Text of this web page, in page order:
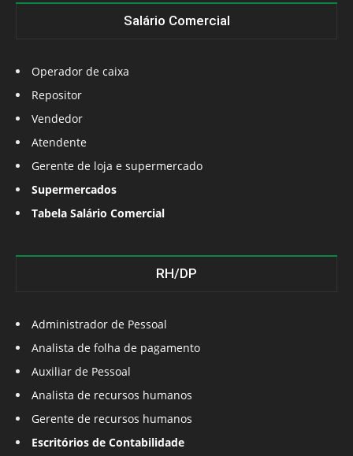
Salário Comercial
Operador de caixa
Repositor
Vendedor
Atendente
Gerente de loja e supermercado
Supermercados
Tabela Salário Comercial
RH/DP
Administrador de Pessoal
Analista de folha de pagamento
Auxiliar de Pessoal
Analista de recursos humanos
Gerente de recursos humanos
Escritórios de Contabilidade